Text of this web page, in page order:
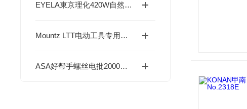
EYELA東京理化420W自然对流干燥箱：270°C低温防爆型，标配实验室安全之选“
Mountz LTT电动工具专用扭矩测试系统——带RDA适配器的精准验证
ASA好帮手螺丝电批2000转刷电批：无尘车间/千万次刹车的工业神器